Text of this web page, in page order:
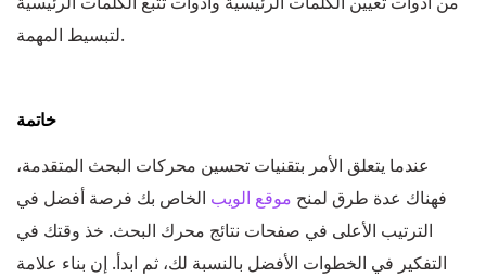
لتبسيط المهمة.
خاتمة
عندما يتعلق الأمر بتقنيات تحسين محركات البحث المتقدمة،
فهناك عدة طرق لمنح موقع الويب الخاص بك فرصة أفضل في
الترتيب الأعلى في صفحات نتائج محرك البحث. خذ وقتك في
التفكير في الخطوات الأفضل بالنسبة لك، ثم ابدأ. إن بناء علامة